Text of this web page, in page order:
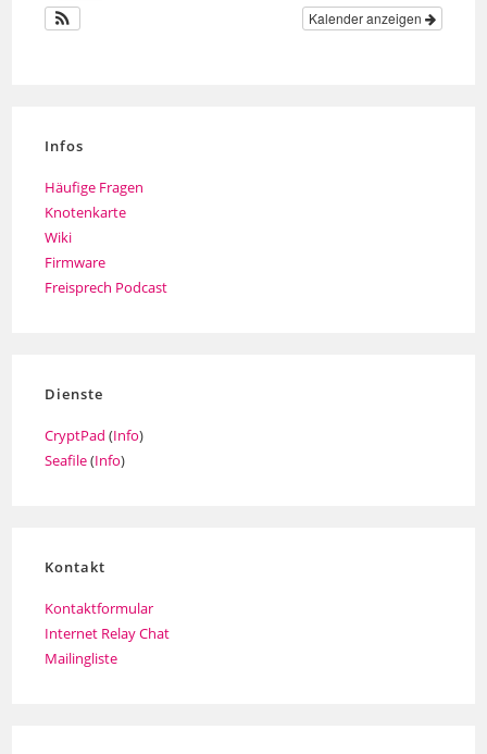
Kalender anzeigen
Infos
Häufige Fragen
Knotenkarte
Wiki
Firmware
Freisprech Podcast
Dienste
CryptPad (Info)
Seafile(Info)
Kontakt
Kontaktformular
Internet Relay Chat
Mailingliste